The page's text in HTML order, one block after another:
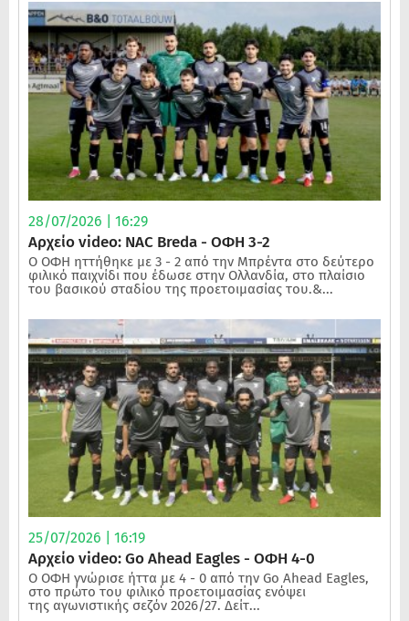
28/07/2026 | 16:29
Αρχείο video: NAC Breda - ΟΦΗ 3-2
Ο ΟΦΗ ηττήθηκε με 3 - 2 από την Μπρέντα στο δεύτερο
φιλικό παιχνίδι που έδωσε στην Ολλανδία, στο πλαίσιο
του βασικού σταδίου της προετοιμασίας του.&...
25/07/2026 | 16:19
Αρχείο video: Go Ahead Eagles - ΟΦΗ 4-0
Ο ΟΦΗ γνώρισε ήττα με 4 - 0 από την Go Ahead Eagles,
στο πρώτο του φιλικό προετοιμασίας ενόψει
της αγωνιστικής σεζόν 2026/27. Δείτ...